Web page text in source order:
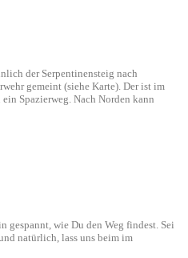
der Serpentinensteig nach
gemeint (siehe Karte). Der ist im
Spazierweg. Nach Norden kann
gespannt, wie Du den Weg findest. Sei
natürlich, lass uns beim im